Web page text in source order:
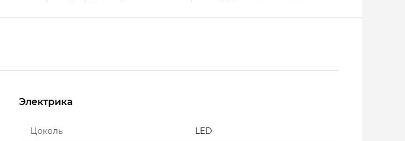
Электрика
Цоколь LED